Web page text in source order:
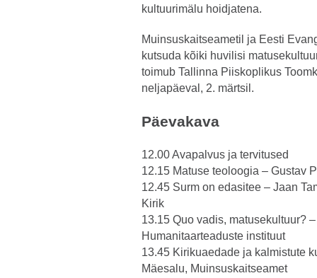
kultuurimälu hoidjatena.
Muinsuskaitseametil ja Eesti
kutsuda kõiki huvilisi
toimub Tallinna Piiskoplikus
neljapäeval, 2. märtsil.
Päevakava
12.00 Avapalvus ja tervitused
12.15 Matuse teoloogia – Gustav
12.45 Surm on edasitee – Jaan
Kirik
13.15 Quo vadis, matusekultuur?
Humanitaarteaduste instituut
13.45 Kirikuaedade ja kalmistute
Mäesalu, Muinsuskaitseamet